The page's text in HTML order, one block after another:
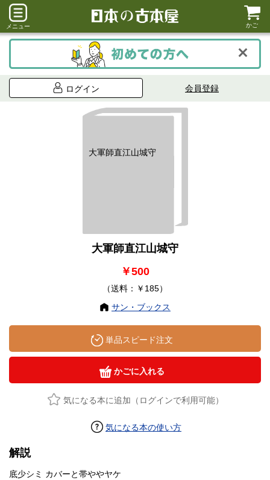
メニュー かご
ログイン 会員登録
大軍師直江山城守
大軍師直江山城守
￥500
（送料：￥185）
サン・ブックス
単品スピード注文
かごに入れる
気になる本に追加（ログインで利用可能）
気になる本の使い方
解説
底少シミ カバーと帯ややヤケ